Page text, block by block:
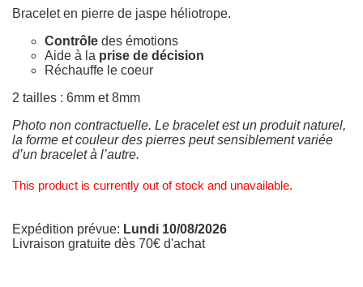
4.00out
of 5
based
customer
rating
Bracelet en pierre de jaspe héliotrope.
Contrôle des émotions
Aide à la prise de décision
Réchauffe le coeur
2 tailles : 6mm et 8mm
Photo non contractuelle. Le bracelet est un produit naturel,
la forme et couleur des pierres peut sensiblement variée
d’un bracelet à l’autre.
This product is currently out of stock and unavailable.
Expédition prévue: Lundi 10/08/2026
Livraison gratuite dès 70€ d'achat